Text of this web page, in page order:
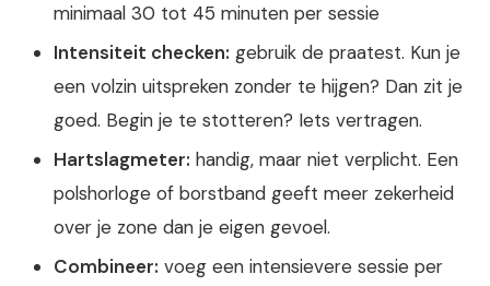
minimaal 30 tot 45 minuten per sessie
Intensiteit checken: gebruik de praatest. Kun je
een volzin uitspreken zonder te hijgen? Dan zit je
goed. Begin je te stotteren? Iets vertragen.
Hartslagmeter: handig, maar niet verplicht. Een
polshorloge of borstband geeft meer zekerheid
over je zone dan je eigen gevoel.
Combineer: voeg een intensievere sessie per